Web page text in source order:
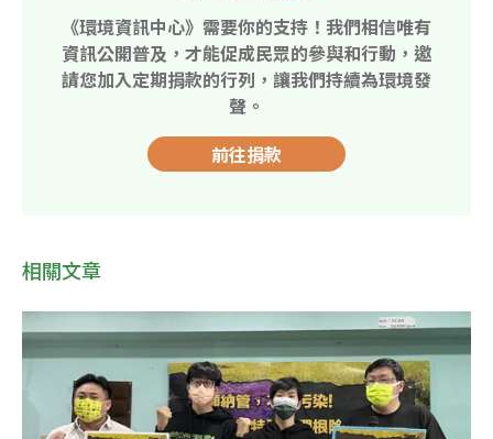
《環境資訊中心》需要你的支持！我們相信唯有
資訊公開普及，才能促成民眾的參與和行動，邀
請您加入定期捐款的行列，讓我們持續為環境發
聲。
前往捐款
相關文章